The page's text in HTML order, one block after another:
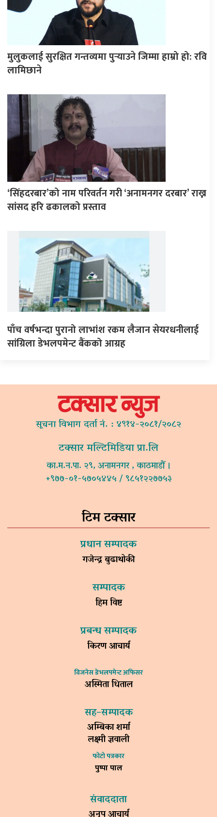
मुलुकलाई सुरक्षित गन्तव्यमा पुर्‍याउने जिम्मा हाम्रो हो: रवि
लामिछाने
‘सिंहदरबार’को नाम परिवर्तन गरी ‘अनामनगर दरबार’ राख्न
सांसद हरि ढकालको प्रस्ताव
पाँच वर्षभन्दा पुरानो लाभांश रकम लैजान सेयरधनीलाई
सांग्रिला डेभलपमेन्ट बैंकको आग्रह
सूचना विभाग दर्ता नं. : ४९१४-२०८१/२०८२
टक्सार मल्टिमिडिया प्रा.लि
का.म.न.पा. २९, अनामनगर , काठमाडौं ।
+९७७-०१-५७०५४४५ / ९८५१२२७७५३
टिम टक्सार
प्रधान सम्पादक
गजेन्द्र बुढाथोकी
सम्पादक
हिम विष्ट
प्रबन्ध सम्पादक
किरण आचार्य
विजनेस डेभलपमेन्ट अफिसर
अस्मिता धिताल
सह–सम्पादक
अम्बिका शर्मा
लक्ष्मी ज्ञवाली
फोटो पत्रकार
पुष्पा पाल
संवाददाता